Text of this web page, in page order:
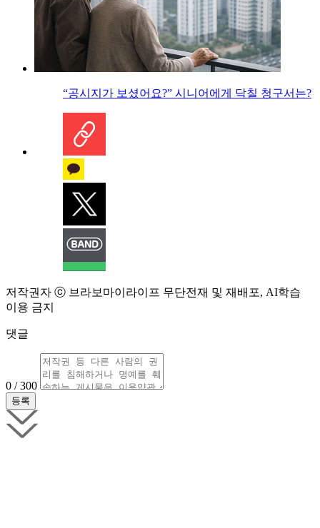
“공시지가 보셨어요?” 시니어에게 닥칠 청구서는?
저작권자 ⓒ 브라보마이라이프 무단전재 및 재배포, AI학습
이용 금지
댓글
0 / 300